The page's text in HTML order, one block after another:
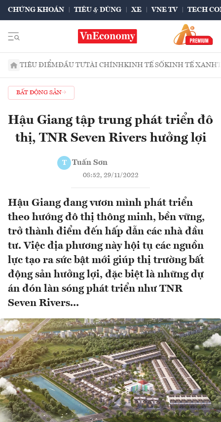
CHỨNG KHOÁN TIÊU & DÙNG XE VNE TV TECH
TIÊU ĐIỂMĐẦU TƯTÀI CHÍNHKINH TẾ SỐKINH TẾ XANH
BẤT ĐỘNG SẢN
Hậu Giang tập trung phát triển đô
thị, TNR Seven Rivers hưởng lợi
T Tuấn Sơn
08:52, 29/11/2022
Hậu Giang đang vươn mình phát triển
theo hướng đô thị thông minh, bền vững,
trở thành điểm đến hấp dẫn các nhà đầu
tư. Việc địa phương này hội tụ các nguồn
lực tạo ra sức bật mới giúp thị trường bất
động sản hưởng lợi, đặc biệt là những dự
án đón làn sóng phát triển như TNR
Seven Rivers...